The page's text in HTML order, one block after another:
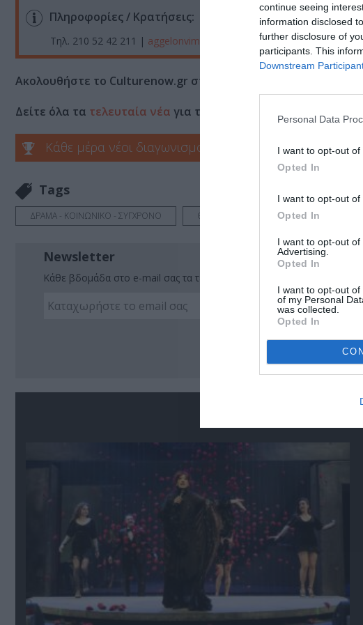
continue seeing
information disclosed
further disclosure of
participants. This
Downstream
Personal Data
I want to opt-out of
Opted In
I want to opt-out of
Opted In
I want to opt-out
Advertising.
Opted In
I want to opt-out
of my Personal
was collected.
Opted In
Πληροφορίες / Κρατήσεις:
Τηλ. 210 52 42 211 | aggelonvima.com
Ακολουθήστε το Culturenow.gr στο
Δείτε όλα τα τελευταία νέα για την Τέχνη και τον Πολιτισμό
Κάθε μέρα νέοι διαγωνισμοί στο Culturenow.gr
Tags
ΔΡΑΜΑ - ΚΟΙΝΩΝΙΚΟ - ΣΥΓΧΡΟΝΟ ΘΕΑΤΡΙΚΕΣ ΠΑΡΑΣΤΑΣΕΙΣ 2022 - 2023
Newsletter
Κάθε βδομάδα στο e-mail σας τα τελευταία νέα για την Τέχνη και τον